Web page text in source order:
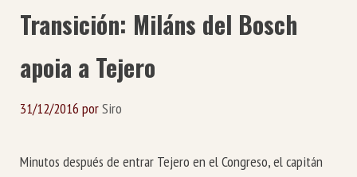
Transición: Miláns del Bosch
apoia a Tejero
31/12/2016 porSiro
Minutos después de entrar Tejero en el Congreso, el capitán